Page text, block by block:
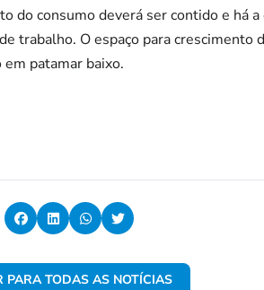
do consumo deverá ser contido e há
trabalho. O espaço para crescimento
patamar baixo.
PARA TODAS AS NOTÍCIAS